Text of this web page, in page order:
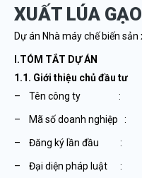
XUẤT LÚA GẠO
Dự án Nhà máy chế biến
I.TÓM TẮT DỰ ÁN
1.1. Giới thiệu chủ đầu tư
– Tên công ty :
– Mã số doanh nghiệp :
– Đăng ký lần đầu :
– Đại diện pháp